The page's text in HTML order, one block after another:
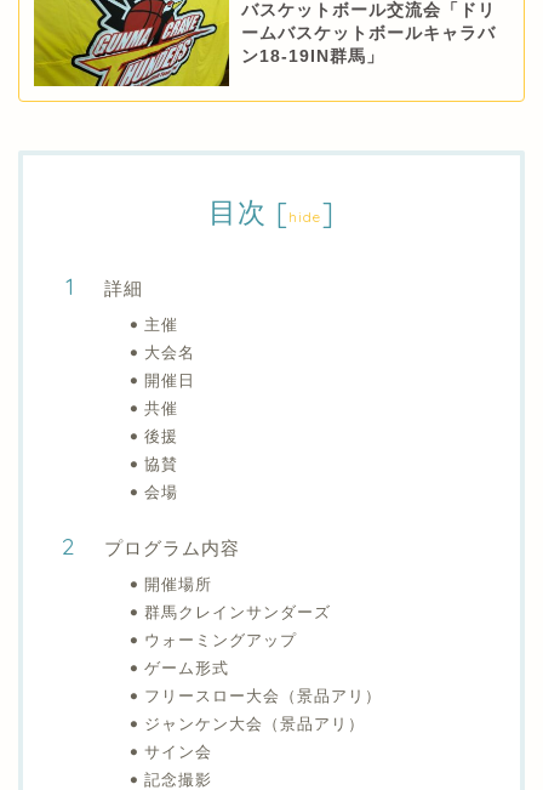
バスケットボール交流会「ドリ
ームバスケットボールキャラバ
ン18-19IN群馬」
目次 [hide]
詳細
主催
大会名
開催日
共催
後援
協賛
会場
プログラム内容
開催場所
群馬クレインサンダーズ
ウォーミングアップ
ゲーム形式
フリースロー大会（景品アリ）
ジャンケン大会（景品アリ）
サイン会
記念撮影